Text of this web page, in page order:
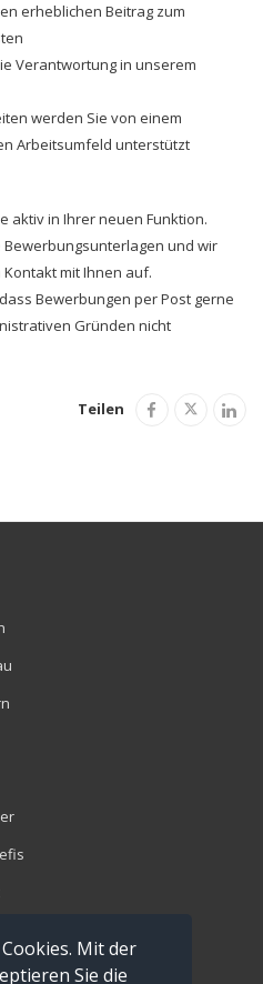
Mit der
Sie die
erheblichen Beitrag zum
Verantwortung in unserem
werden Sie von einem
Arbeitsumfeld unterstützt
aktiv in Ihrer neuen Funktion.
und wir
mit Ihnen auf.
Bewerbungen per Post gerne
Gründen nicht
Teilen